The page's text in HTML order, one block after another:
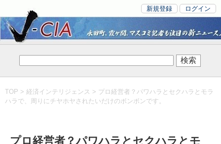
新規登録 ログイン
TOP > 経済インテリジェンス > プロ経営者？パワハラとセクハラとモラ
ハラで、周りにチヤホヤされたいだけのボンボンです。
プロ経営者？パワハラとセクハラとモ